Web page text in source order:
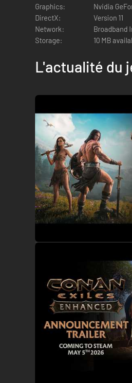
Graphics:
Nvidia
DirectX:
Version 11
Network:
Broadband
Storage:
10 MB
L'actualité du